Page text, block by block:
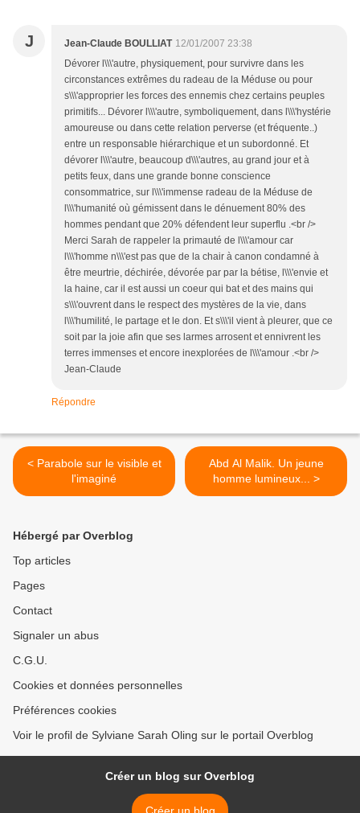
J Jean-Claude BOULLIAT 12/01/2007 23:38
Dévorer l\\\'autre, physiquement, pour survivre dans les
circonstances extrêmes du radeau de la Méduse ou pour
s\\\'approprier les forces des ennemis chez certains peuples
primitifs... Dévorer l\\\'autre, symboliquement, dans l\\\'hystérie
amoureuse ou dans cette relation perverse (et fréquente..)
entre un responsable hiérarchique et un subordonné. Et
dévorer l\\\'autre, beaucoup d\\\'autres, au grand jour et à
petits feux, dans une grande bonne conscience
consommatrice, sur l\\\'immense radeau de la Méduse de
l\\\'humanité où gémissent dans le dénuement 80% des
hommes pendant que 20% défendent leur superflu .<br />
Merci Sarah de rappeler la primauté de l\\\'amour car
l\\\'homme n\\\'est pas que de la chair à canon condamné à
être meurtrie, déchirée, dévorée par par la bétise, l\\\'envie et
la haine, car il est aussi un coeur qui bat et des mains qui
s\\\'ouvrent dans le respect des mystères de la vie, dans
l\\\'humilité, le partage et le don. Et s\\\'il vient à pleurer, que ce
soit par la joie afin que ses larmes arrosent et ennivrent les
terres immenses et encore inexplorées de l\\\'amour .<br />
Jean-Claude
Répondre
< Parabole sur le visible et
l'imaginé
Abd Al Malik. Un jeune
homme lumineux... >
Hébergé par Overblog
Top articles
Pages
Contact
Signaler un abus
C.G.U.
Cookies et données personnelles
Préférences cookies
Voir le profil de Sylviane Sarah Oling sur le portail Overblog
Créer un blog sur Overblog